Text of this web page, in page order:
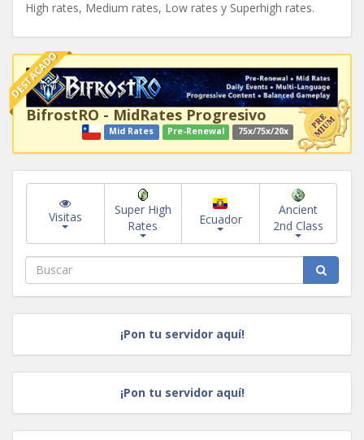
High rates, Medium rates, Low rates y Superhigh rates.
DESTACADO
BifrostRO - MidRates Progresivo
Mid Rates Pre-Renewal 75x/75x/20x
Visitas
Super High
Rates
Ecuador
Ancient
2nd Class
¡Pon tu servidor aquí!
¡Pon tu servidor aquí!